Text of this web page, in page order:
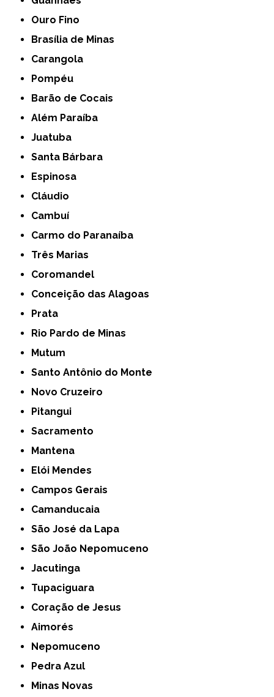
Ouro Fino
Brasília de Minas
Carangola
Pompéu
Barão de Cocais
Além Paraíba
Juatuba
Santa Bárbara
Espinosa
Cláudio
Cambuí
Carmo do Paranaíba
Três Marias
Coromandel
Conceição das Alagoas
Prata
Rio Pardo de Minas
Mutum
Santo Antônio do Monte
Novo Cruzeiro
Pitangui
Sacramento
Mantena
Elói Mendes
Campos Gerais
Camanducaia
São José da Lapa
São João Nepomuceno
Jacutinga
Tupaciguara
Coração de Jesus
Aimorés
Nepomuceno
Pedra Azul
Minas Novas